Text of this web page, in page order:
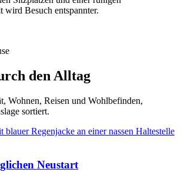
wird Besuch entspannter.
den Alltag
Wohnen, Reisen und Wohlbefinden,
sortiert.
Neustart